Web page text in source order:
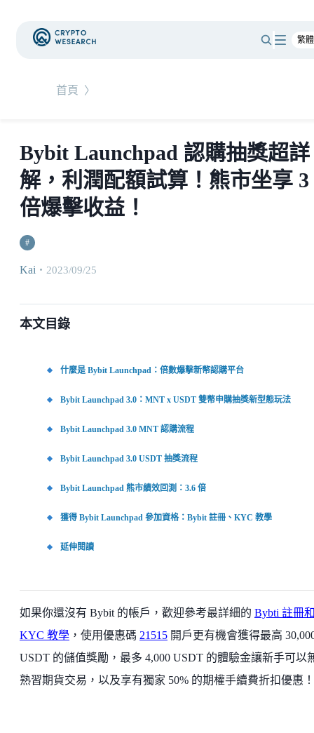
首頁 〉
Bybit Launchpad 認購抽獎超詳
解，利潤配額試算！熊市坐享 3
倍爆擊收益！
#
Kai ・ 2023/09/25
本文目錄
什麼是 Bybit Launchpad：倍數爆擊新幣認購平台
Bybit Launchpad 3.0：MNT x USDT 雙幣申購抽獎新型態玩法
Bybit Launchpad 3.0 MNT 認購流程
Bybit Launchpad 3.0 USDT 抽獎流程
Bybit Launchpad 熊市績效回測：3.6 倍
獲得 Bybit Launchpad 參加資格：Bybit 註冊、KYC 教學
延伸閱讀
如果你還沒有 Bybit 的帳戶，歡迎參考最詳細的 Bybti 註冊
KYC 教學 ，使用優惠碼 21515 開戶更有機會獲得最高
USDT 的儲值獎勵，最多 4,000 USDT 的體驗金讓新手可以
熟習期貨交易，以及享有獨家 50% 的期權手續費折扣優惠！